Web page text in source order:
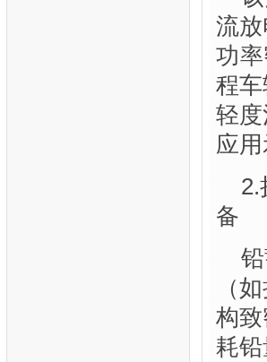
流
功
程
轻
应用
2.
备
（
构
耗